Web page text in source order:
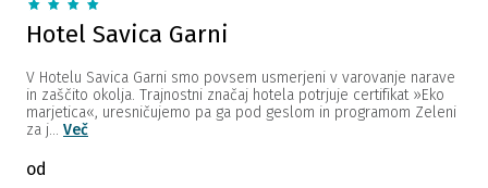
Hotel Savica Garni
V Hotelu Savica Garni smo povsem usmerjeni v varovanje narave
in zaščito okolja. Trajnostni značaj hotela potrjuje certifikat »Eko
marjetica«, uresničujemo pa ga pod geslom in programom Zeleni
za j... Več
od